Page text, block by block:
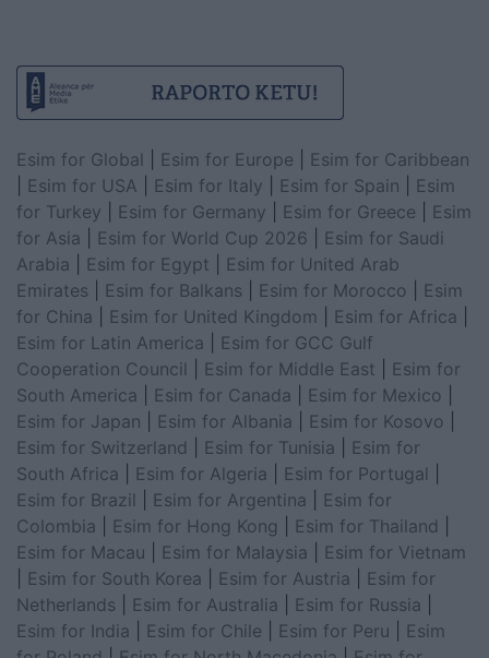
Esim for Global Esim for Europe
Esim for Caribbean
Esim for USA Esim for Italy Esim for Spain
Esim
for Turkey
Esim for Germany Esim for Greece
Esim
for Asia
Esim for World Cup 2026
Esim for Saudi
Arabia
Esim for Egypt
Esim for United Arab
Emirates
Esim for Balkans Esim for Morocco
Esim
for China
Esim for United Kingdom Esim for Africa
Esim for Latin America
Esim for GCC Gulf
Cooperation Council
Esim for Middle East
Esim for
South America
Esim for Canada Esim for Mexico
Esim for Japan
Esim for Albania Esim for Kosovo
Esim for Switzerland
Esim for Tunisia
Esim for
South Africa
Esim for Algeria Esim for Portugal
Esim for Brazil
Esim for Argentina
Esim for
Colombia
Esim for Hong Kong Esim for Thailand
Esim for Macau
Esim for Malaysia
Esim for Vietnam
Esim for South Korea Esim for Austria
Esim for
Netherlands
Esim for Australia Esim for Russia
Esim for India
Esim for Chile Esim for Peru
Esim